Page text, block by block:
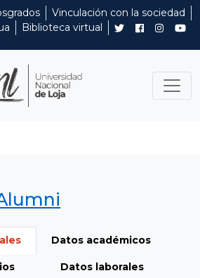
Vinculación con la sociedad
Biblioteca virtual
Datos académicos
Datos laborales